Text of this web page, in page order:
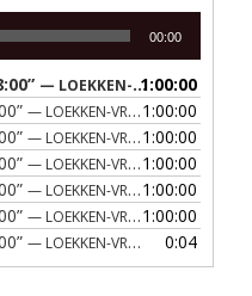
00:00
— LOEKKEN-VRAA NAERRADIO 1:00:00
— LOEKKEN-VRAA NAERRADIO
1:00:00
— LOEKKEN-VRAA NAERRADIO
1:00:00
— LOEKKEN-VRAA NAERRADIO
1:00:00
— LOEKKEN-VRAA NAERRADIO
1:00:00
— LOEKKEN-VRAA NAERRADIO
1:00:00
— LOEKKEN-VRAA NAERRADIO 0:04